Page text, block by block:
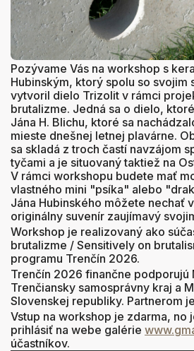
Pozývame Vás na workshop s
Hubinským, ktorý spolu so svojim
vytvoril dielo Trizolit v rámci
brutalizme. Jedná sa o dielo,
Jána H. Blichu, ktoré sa
mieste dnešnej letnej plavárne.
sa skladá z troch častí navzájom
tyčami a je situovaný taktiež na
V rámci workshopu budete mať
vlastného mini "psíka" alebo
Jána Hubinského môžete nechať
originálny suvenír zaujímavý
Workshop je realizovaný ako
brutalizme / Sensitively on
programu Trenčín 2026.
Trenčín 2026 finančne podporujú
Trenčiansky samosprávny kraj a
Slovenskej republiky. Partnerom
Vstup na workshop je zdarma, no
prihlásiť na webe galérie
účastníkov.